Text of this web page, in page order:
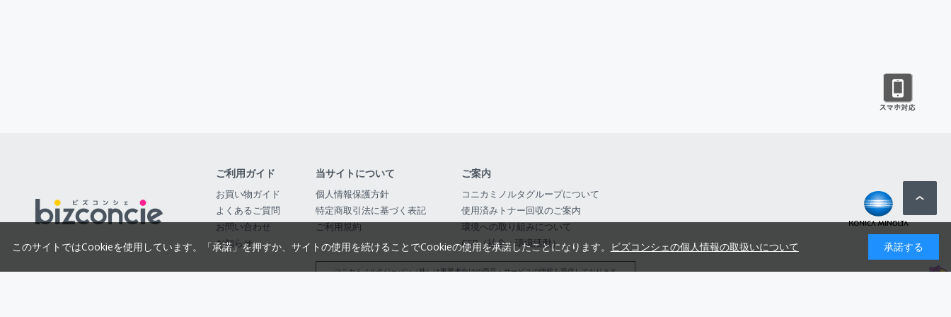
ご利用ガイド
お買い物ガイド
よくあるご質問
お問い合わせ
お知らせ
当サイトについて
個人情報保護方針
特定商取引法に基づく表記
ご利用規約
ご案内
コニカミノルタグループについて
使用済みトナー回収のご案内
環境への取り組みについて
CSR（社会・環境活動）
コニカミノルタジャパン（株）は事業者向けの商品・サービスの情報を提供しております
このサイトではCookieを使用しています。「承諾」を押すか、サイトの使用を続けることでCookieの使用を承諾したことになります。 ビズコンシェの個人情報の取扱いについて 承諾する